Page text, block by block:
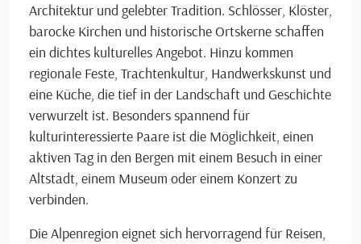
Architektur und gelebter Tradition. Schlösser, Klöster,
barocke Kirchen und historische Ortskerne schaffen
ein dichtes kulturelles Angebot. Hinzu kommen
regionale Feste, Trachtenkultur, Handwerkskunst und
eine Küche, die tief in der Landschaft und Geschichte
verwurzelt ist. Besonders spannend für
kulturinteressierte Paare ist die Möglichkeit, einen
aktiven Tag in den Bergen mit einem Besuch in einer
Altstadt, einem Museum oder einem Konzert zu
verbinden.
Die Alpenregion eignet sich hervorragend für Reisen,